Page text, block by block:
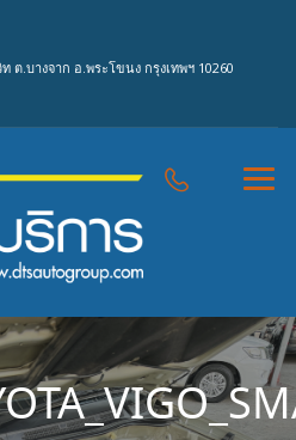
ต.บางจาก อ.พระโขนง กรุงเทพฯ 10260